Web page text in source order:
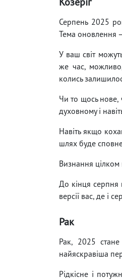
Серпень 2025
Тема оновлення
У ваш світ
же час,
колись
Чи то щось нове,
духовному і
Навіть якщо
шлях буде
Визнання цілком
До кінця серпня
версії вас, де і
Рак
Рак, 2025
найяскравіша
Рідкісне і